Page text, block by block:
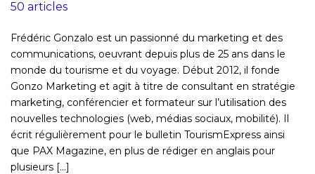
50 articles
Frédéric Gonzalo est un passionné du marketing et des
communications, oeuvrant depuis plus de 25 ans dans le
monde du tourisme et du voyage. Début 2012, il fonde
Gonzo Marketing et agit à titre de consultant en stratégie
marketing, conférencier et formateur sur l’utilisation des
nouvelles technologies (web, médias sociaux, mobilité). Il
écrit régulièrement pour le bulletin TourismExpress ainsi
que PAX Magazine, en plus de rédiger en anglais pour
plusieurs [...]